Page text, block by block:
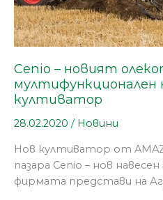
Cenio – новият
мултифункционален
култиватор
28.02.2020 / Новини
Нов култиватор от
пазара Cenio – нов
фирмата представи на
култиватор